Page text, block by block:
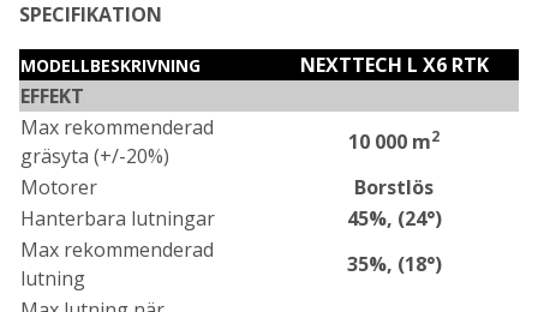
SPECIFIKATION
MODELLBESKRIVNING
NEXTTECH L X6 RTK
EFFEKT
Max rekommenderad
gräsyta (+/-20%)
10 000 m2
Motorer
Borstlös
Hanterbara lutningar
45%, (24°)
Max rekommenderad
lutning
35%, (18°)